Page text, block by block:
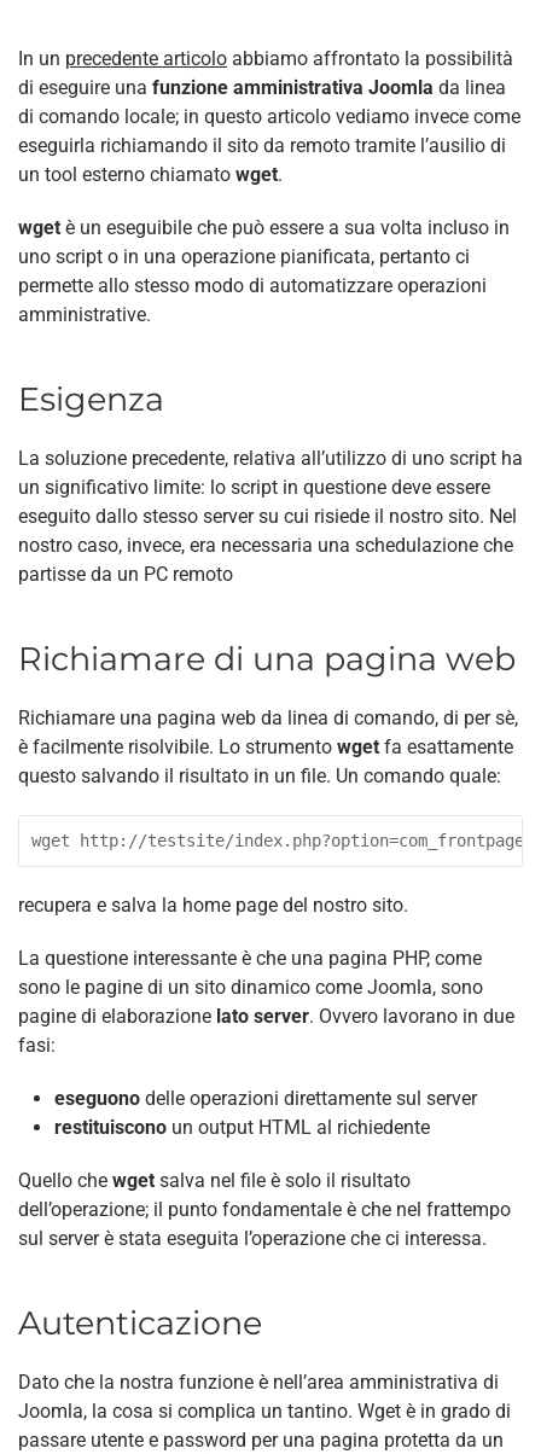
In un precedente articolo abbiamo affrontato la possibilità
di eseguire una funzione amministrativa Joomla da linea
di comando locale; in questo articolo vediamo invece come
eseguirla richiamando il sito da remoto tramite l’ausilio di
un tool esterno chiamato wget.
wget è un eseguibile che può essere a sua volta incluso in
uno script o in una operazione pianificata, pertanto ci
permette allo stesso modo di automatizzare operazioni
amministrative.
Esigenza
La soluzione precedente, relativa all’utilizzo di uno script ha
un significativo limite: lo script in questione deve essere
eseguito dallo stesso server su cui risiede il nostro sito. Nel
nostro caso, invece, era necessaria una schedulazione che
partisse da un PC remoto
Richiamare di una pagina web
Richiamare una pagina web da linea di comando, di per sè,
è facilmente risolvibile. Lo strumento wget fa esattamente
questo salvando il risultato in un file. Un comando quale:
wget http://testsite/index.php?option=com_frontpage
recupera e salva la home page del nostro sito.
La questione interessante è che una pagina PHP, come
sono le pagine di un sito dinamico come Joomla, sono
pagine di elaborazione lato server. Ovvero lavorano in due
fasi:
eseguono delle operazioni direttamente sul server
restituiscono un output HTML al richiedente
Quello che wget salva nel file è solo il risultato
dell’operazione; il punto fondamentale è che nel frattempo
sul server è stata eseguita l’operazione che ci interessa.
Autenticazione
Dato che la nostra funzione è nell’area amministrativa di
Joomla, la cosa si complica un tantino. Wget è in grado di
passare utente e password per una pagina protetta da un